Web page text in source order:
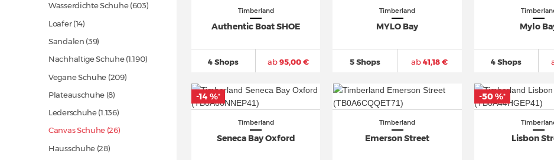
Wasserdichte Schuhe(603)
Loafer(14)
Sandalen (39)
Nachhaltige Schuhe(1.190)
Vegane Schuhe (209)
Plateauschuhe (8)
Lederschuhe(1.136)
Canvas Schuhe (26)
Hausschuhe (28)
Timberland
Authentic Boat SHOE
4 Shops ab95,00 €
Timberland
MYLO Bay
5 Shops ab41,18 €
Mylo
4 Shops
Timberland
Seneca Bay Oxford
-14 %*
Timberland
Emerson Street Lisbon
-50 %*